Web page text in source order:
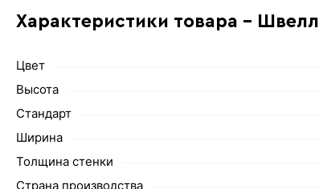
Характеристики товара -
Цвет
Высота
Стандарт
Ширина
Толщина стенки
Страна производства